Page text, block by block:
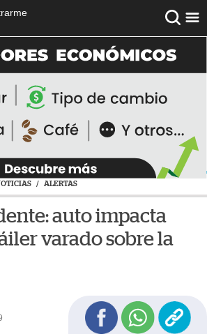
/ ALERTAS
auto impacta
varado sobre la